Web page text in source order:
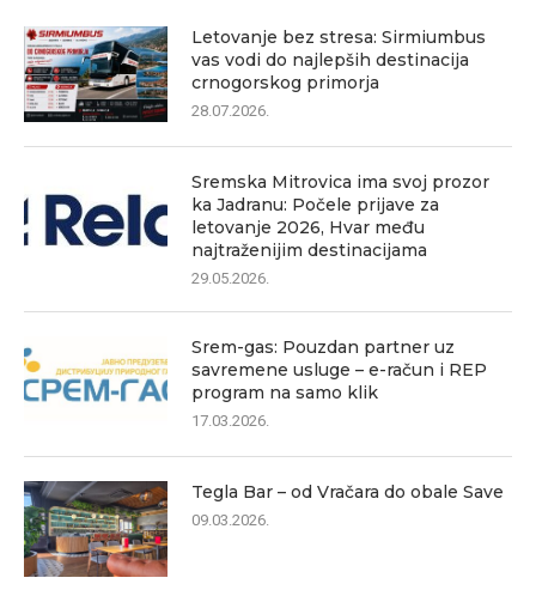
Letovanje bez stresa: Sirmiumbus
vas vodi do najlepših destinacija
crnogorskog primorja
28.07.2026.
Sremska Mitrovica ima svoj prozor
ka Jadranu: Počele prijave za
letovanje 2026, Hvar među
najtraženijim destinacijama
29.05.2026.
Srem-gas: Pouzdan partner uz
savremene usluge – e-račun i REP
program na samo klik
17.03.2026.
Tegla Bar – od Vračara do obale Save
09.03.2026.